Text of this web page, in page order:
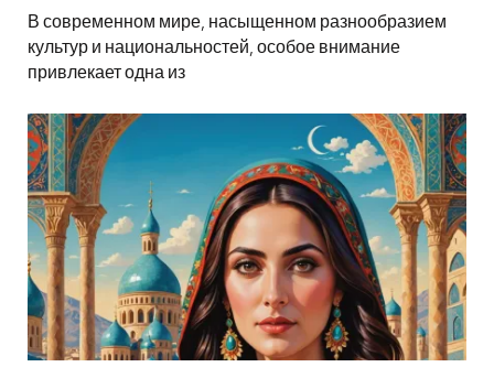
В современном мире, насыщенном разнообразием
культур и национальностей, особое внимание
привлекает одна из